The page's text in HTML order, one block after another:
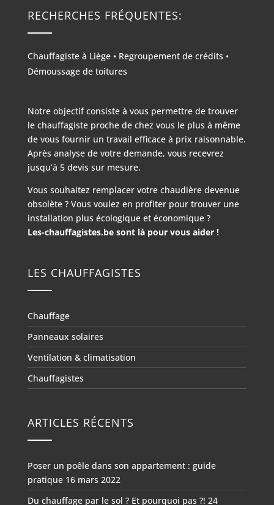
RECHERCHES FRÉQUENTES:
Chauffagiste à Liège• Regroupement de crédits •
Démoussage de toitures
Notre objectif consiste à vous permettre de trouver
le chauffagiste proche de chez vous le plus à même
de vous fournir un travail efficace à prix raisonnable.
Après analyse de votre demande, vous recevrez
jusqu’à 5 devis sur mesure.
Vous souhaitez remplacer votre chaudière devenue
obsolète ? Vous voulez en profiter pour trouver une
installation plus écologique et économique ?
Les-chauffagistes.be sont là pour vous aider !
LES CHAUFFAGISTES
Chauffage
Panneaux solaires
Ventilation & climatisation
Chauffagistes
ARTICLES RÉCENTS
Poser un poêle dans son appartement : guide
pratique 16 mars 2022
Du chauffage par le sol ? Et pourquoi pas ?! 24